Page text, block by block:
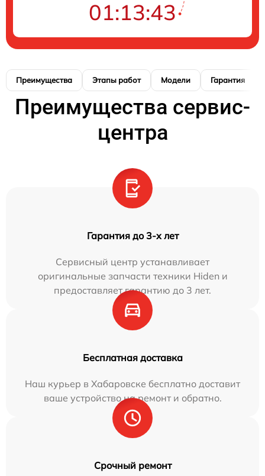
01:13:42
Преимущества Этапы работ Модели Гарантия
Преимущества сервис-
центра
Гарантия до 3-х лет
Сервисный центр устанавливает
оригинальные запчасти техники Hiden и
предоставляет гарантию до 3 лет.
Бесплатная доставка
Наш курьер в Хабаровске бесплатно доставит
ваше устройство на ремонт и обратно.
Срочный ремонт